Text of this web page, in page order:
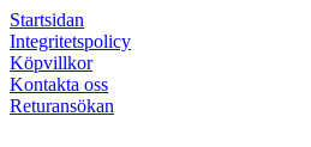
Startsidan
Integritetspolicy
Köpvillkor
Kontakta oss
Returansökan